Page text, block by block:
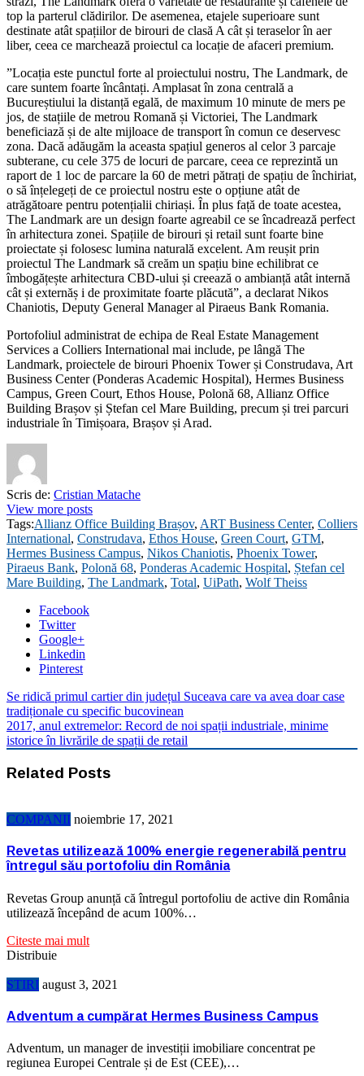
top la parterul clădirilor. De asemenea, etajele superioare sunt
destinate atât spațiilor de birouri de clasă A cât și teraselor în aer
liber, ceea ce marchează proiectul ca locație de afaceri premium.
”Locația este punctul forte al proiectului nostru, The Landmark, de
care suntem foarte încântați. Amplasat în zona centrală a
Bucureștiului la distanță egală, de maximum 10 minute de mers pe
jos, de stațiile de metrou Romană și Victoriei, The Landmark
beneficiază și de alte mijloace de transport în comun ce deservesc
zona. Dacă adăugăm la aceasta spațiul generos al celor 3 parcaje
subterane, cu cele 375 de locuri de parcare, ceea ce reprezintă un
raport de 1 loc de parcare la 60 de metri pătrați de spațiu de închiriat,
o să înțelegeți de ce proiectul nostru este o opțiune atât de
atrăgătoare pentru potențialii chiriași. În plus față de toate acestea,
The Landmark are un design foarte agreabil ce se încadrează perfect
în arhitectura zonei. Spațiile de birouri și retail sunt foarte bine
proiectate și folosesc lumina naturală excelent. Am reușit prin
proiectul The Landmark să creăm un spațiu bine echilibrat ce
îmbogățește arhitectura CBD-ului și creează o ambianță atât internă
cât și externăș i de proximitate foarte plăcută”, a declarat Nikos
Chaniotis, Deputy General Manager al Piraeus Bank Romania.
Portofoliul administrat de echipa de Real Estate Management
Services a Colliers International mai include, pe lângă The
Landmark, proiectele de birouri Phoenix Tower și Construdava, Art
Business Center (Ponderas Academic Hospital), Hermes Business
Campus, Green Court, Ethos House, Polonă 68, Allianz Office
Building Brașov și Ștefan cel Mare Building, precum și trei parcuri
industriale în Timișoara, Brașov și Arad.
Scris de: Cristian Matache
View more posts
Tags:Allianz Office Building Brașov, ART Business Center, Colliers
International, Construdava, Ethos House, Green Court, GTM,
Hermes Business Campus, Nikos Chaniotis, Phoenix Tower,
Piraeus Bank, Polonă 68, Ponderas Academic Hospital, Ștefan cel
Mare Building, The Landmark, Total, UiPath, Wolf Theiss
Facebook
Twitter
Google+
Linkedin
Pinterest
Se ridică primul cartier din județul Suceava care va avea doar case
tradiționale cu specific bucovinean
2017, anul extremelor: Record de noi spații industriale, minime
istorice în livrările de spații de retail
Related Posts
COMPANII noiembrie 17, 2021
Revetas utilizează 100% energie regenerabilă pentru
întregul său portofoliu din România
Revetas Group anunță că întregul portofoliu de active din România
utilizează începând de acum 100%…
Citeste mai mult
Distribuie
STIRI august 3, 2021
Adventum a cumpărat Hermes Business Campus
Adventum, un manager de investiții imobiliare concentrat pe
regiunea Europei Centrale și de Est (CEE),…